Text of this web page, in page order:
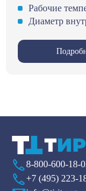
Рабочие
Диаметр
8-800-600-18-
+7 (495) 223-